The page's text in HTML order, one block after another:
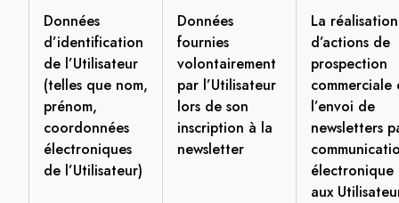
Données
d’identification
de l’Utilisateur
(telles que nom,
prénom,
coordonnées
électroniques
de l’Utilisateur)
Données
fournies
volontairement
par l’Utilisateur
lors de son
inscription à la
newsletter
La réalisation
d’actions de
prospection
commerciale
l’envoi de
newsletters
électronique
aux